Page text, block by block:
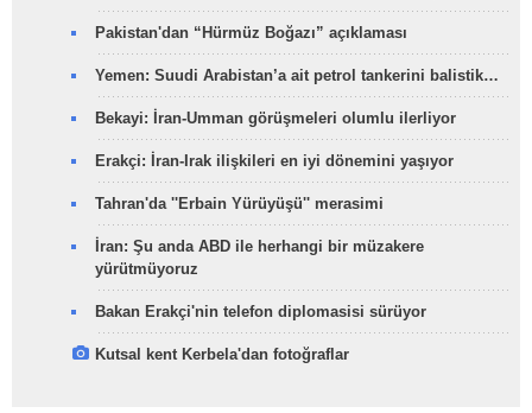
Pakistan'dan “Hürmüz Boğazı” açıklaması
Yemen: Suudi Arabistan’a ait petrol tankerini balistik…
Bekayi: İran-Umman görüşmeleri olumlu ilerliyor
Erakçi: İran-Irak ilişkileri en iyi dönemini yaşıyor
Tahran'da ''Erbain Yürüyüşü'' merasimi
İran: Şu anda ABD ile herhangi bir müzakere
yürütmüyoruz
Bakan Erakçi'nin telefon diplomasisi sürüyor
Kutsal kent Kerbela'dan fotoğraflar